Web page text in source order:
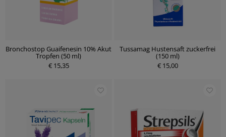
Bronchostop Guaifenesin 10% Akut
Tropfen (50 ml)
€ 15,35
Tussamag Hustensaft zuckerfrei
(150 ml)
€ 15,00